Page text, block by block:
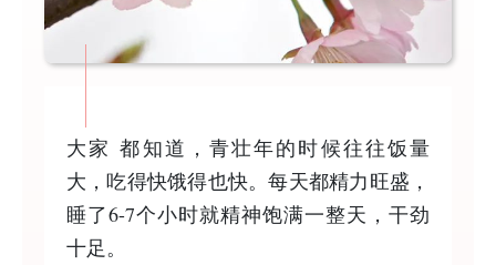
大家 都知道，青壮年的时候往往饭量
大，吃得快饿得也快。每天都精力旺盛，
睡了6-7个小时就精神饱满一整天，干劲
十足。